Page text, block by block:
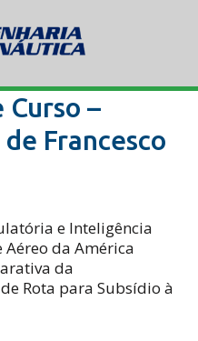
–
Francesco
e Inteligência
da América
da
Rota para Subsídio à